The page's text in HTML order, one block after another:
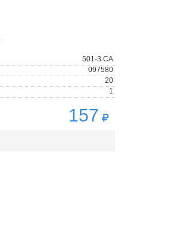
501-3 СА
097580
20
1
157